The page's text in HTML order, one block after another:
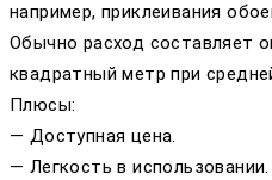
например, приклеивания
Обычно расход составляет
квадратный метр при
Плюсы:
— Доступная цена.
— Легкость в использовании.